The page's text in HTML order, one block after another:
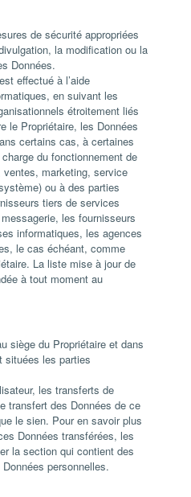
de sécurité appropriées
la modification ou la
Données.
effectué à l’aide
en suivant les
étroitement liés
le Propriétaire, les Données
certains cas, à certaines
du fonctionnement de
marketing, service
ou à des parties
tiers de services
les fournisseurs
informatiques, les agences
le cas échéant, comme
La liste mise à jour de
à tout moment au
siège du Propriétaire et dans
situées les parties
les transferts de
transfert des Données de ce
le sien. Pour en savoir plus
Données transférées, les
la section qui contient des
personnelles.